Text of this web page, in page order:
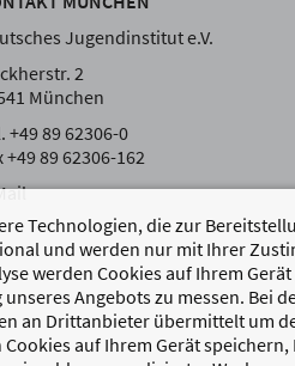
Technologien, die zur
und werden nur mit Ihrer
werden Cookies auf Ihrem
Angebots zu messen. Bei
an Drittanbieter übermittelt um
auf Ihrem Gerät
Jugendinstitut e.V.
2
München
+49 89 62306-0
+49 89 62306-162